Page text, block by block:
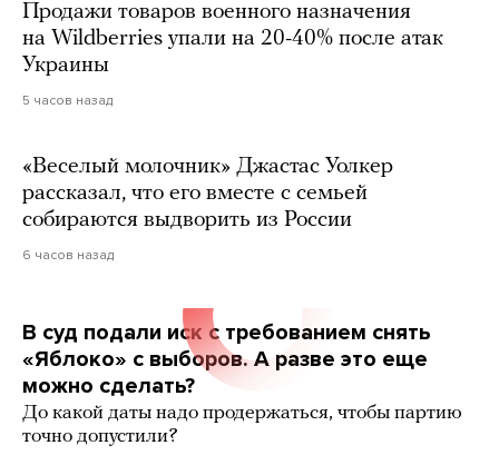
Продажи товаров военного назначения
на Wildberries упали на 20-40% после атак
Украины
5 часов назад
«Веселый молочник» Джастас Уолкер
рассказал, что его вместе с семьей
собираются выдворить из России
6 часов назад
В суд подали иск с требованием снять
«Яблоко» с выборов. А разве это еще
можно сделать?
До какой даты надо продержаться, чтобы партию
точно допустили?